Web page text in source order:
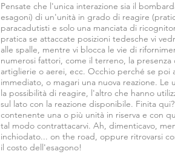
Pensate che l'unica interazione sia il
esagoni) di un'unità in grado di reagire
paracadutisti e solo una manciata di
pratica se attaccate posizioni tedesche vi
alle spalle, mentre vi blocca le vie di
numerosi fattori, come il terreno, la
artiglierie o aerei, ecc. Occhio perché se
immediato, o magari una nuova reazione.
la possibilità di reagire, l'altro che hanno
sul lato con la reazione disponibile. Finita
contenente una o più unità in riserva e con
tal modo contrattacarvi. Ah, dimenticavo,
inchiodato... on the road, oppure ritrovarsi
il costo dell'esagono!